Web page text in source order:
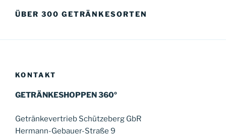
ÜBER 300 GETRÄNKESORTEN
KONTAKT
GETRÄNKESHOPPEN 360º
Getränkevertrieb Schützeberg GbR
Hermann-Gebauer-Straße 9